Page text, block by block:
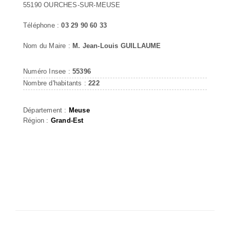
55190 OURCHES-SUR-MEUSE
Téléphone :03 29 90 60 33
Nom du Maire : M. Jean-Louis GUILLAUME
Numéro Insee : 55396
Nombre d'habitants :222
Département : Meuse
Région : Grand-Est